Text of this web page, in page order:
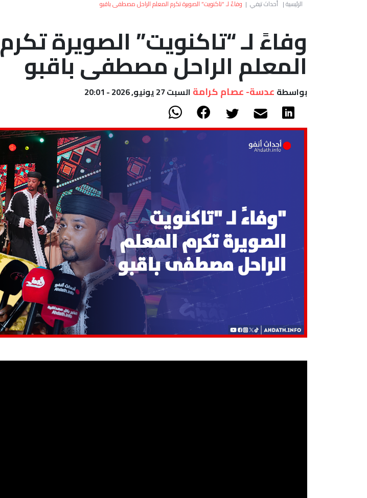
الرئيسية| أحداث تيفي | وفاءً لـ “تاكنويت” الصويرة تكرم المعلم الراحل مصطفى باقبو
وفاءً لـ “تاكنويت” الصويرة تكرم
المعلم الراحل مصطفى باقبو
بواسطة عدسة- عصام كرامة السبت 27 يونيو, 2026 - 20:01